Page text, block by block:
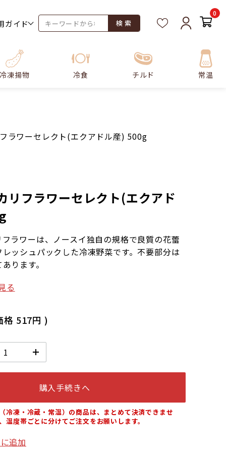
ガイド 検 索
0
冷凍揚物 冷食 チルド 常温
ラワーセレクト(エクアドル産) 500g
リフラワーセレクト(エクアド
ラワーは、ノースイ独自の規格で良質の花蕾
ッシュパックした冷凍野菜です。不要部分は
ります。
る
格 517円 )
購入手続きへ
冷凍・冷蔵・常温）の商品は、まとめて決済できませ
温度帯ごとに分けてご注文をお願いします。
追加